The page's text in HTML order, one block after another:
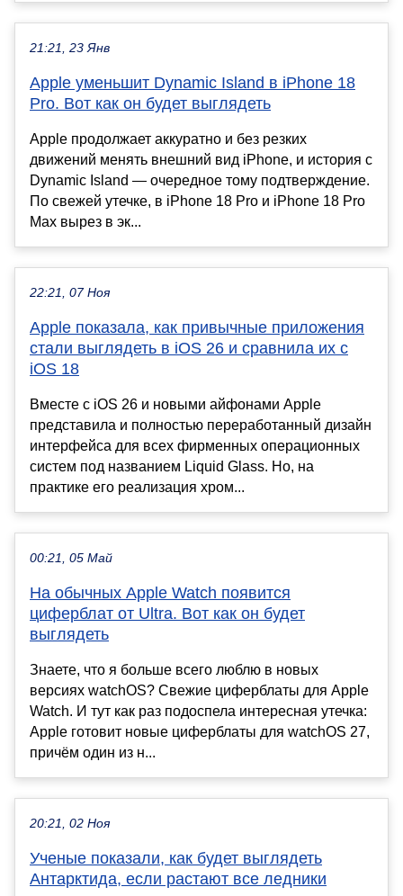
21:21, 23 Янв
Apple уменьшит Dynamic Island в iPhone 18
Pro. Вот как он будет выглядеть
Apple продолжает аккуратно и без резких
движений менять внешний вид iPhone, и история с
Dynamic Island — очередное тому подтверждение.
По свежей утечке, в iPhone 18 Pro и iPhone 18 Pro
Max вырез в эк...
22:21, 07 Ноя
Apple показала, как привычные приложения
стали выглядеть в iOS 26 и сравнила их с
iOS 18
Вместе с iOS 26 и новыми айфонами Apple
представила и полностью переработанный дизайн
интерфейса для всех фирменных операционных
систем под названием Liquid Glass. Но, на
практике его реализация хром...
00:21, 05 Май
На обычных Apple Watch появится
циферблат от Ultra. Вот как он будет
выглядеть
Знаете, что я больше всего люблю в новых
версиях watchOS? Свежие циферблаты для Apple
Watch. И тут как раз подоспела интересная утечка:
Apple готовит новые циферблаты для watchOS 27,
причём один из н...
20:21, 02 Ноя
Ученые показали, как будет выглядеть
Антарктида, если растают все ледники